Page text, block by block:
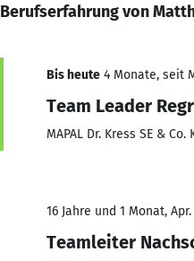
Berufserfahrung von
Bis heute 4 Monate, seit
Team Leader
MAPAL Dr. Kress SE & Co.
16 Jahre und 1 Monat,
Teamleiter